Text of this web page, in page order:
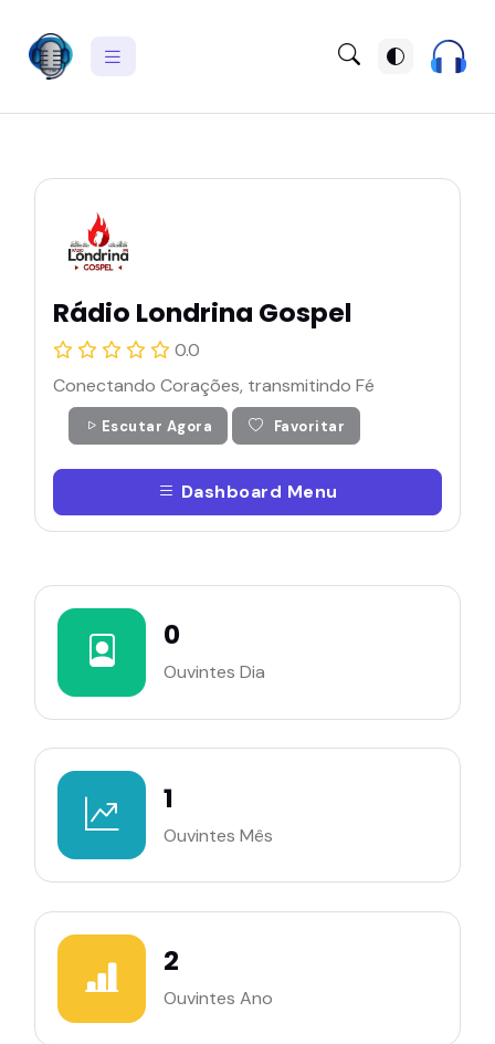
Rádio Londrina Gospel
0.0
Conectando Corações, transmitindo Fé
Escutar Agora Favoritar
Dashboard Menu
0
Ouvintes Dia
1
Ouvintes Mês
2
Ouvintes Ano